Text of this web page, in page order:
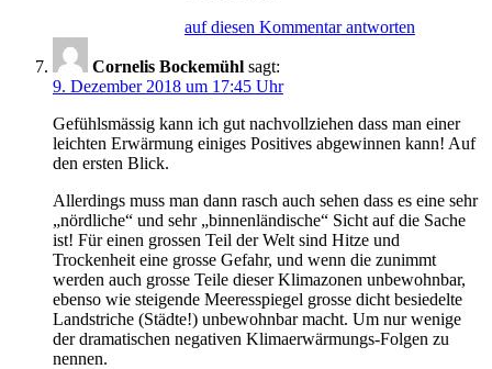
auf diesen Kommentar antworten
Cornelis Bockemühl sagt:
9. Dezember 2018 um 17:45 Uhr
Gefühlsmässig kann ich gut nachvollziehen dass man einer
leichten Erwärmung einiges Positives abgewinnen kann! Auf
den ersten Blick.
Allerdings muss man dann rasch auch sehen dass es eine sehr
„nördliche“ und sehr „binnenländische“ Sicht auf die Sache
ist! Für einen grossen Teil der Welt sind Hitze und
Trockenheit eine grosse Gefahr, und wenn die zunimmt
werden auch grosse Teile dieser Klimazonen unbewohnbar,
ebenso wie steigende Meeresspiegel grosse dicht besiedelte
Landstriche (Städte!) unbewohnbar macht. Um nur wenige
der dramatischen negativen Klimaerwärmungs-Folgen zu
nennen.